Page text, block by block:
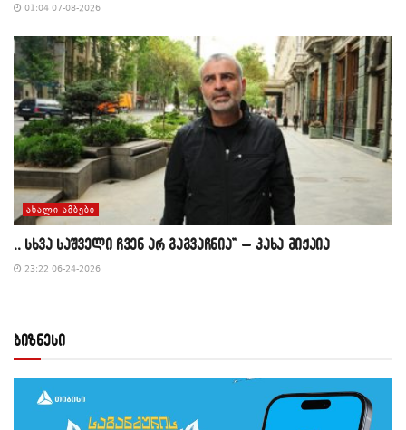
01:04 07-08-2026
ᲐᲮᲐᲚᲘ ᲐᲛᲑᲔᲑᲘ
,, სხვა საშველი ჩვენ არ გაგვაჩნია” – კახა მიქაია
23:22 06-24-2026
ბიზნესი